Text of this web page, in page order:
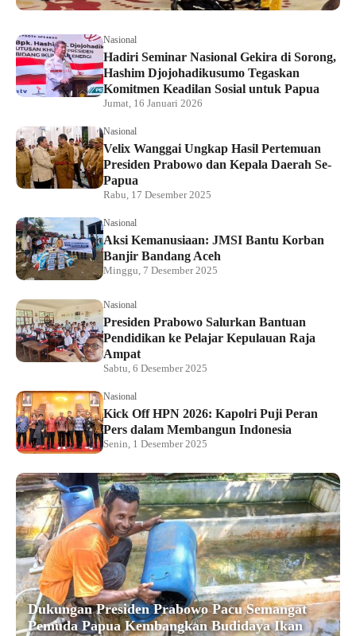
Nasional
Hadiri Seminar Nasional Gekira di Sorong,
Hashim Djojohadikusumo Tegaskan
Komitmen Keadilan Sosial untuk Papua
Jumat, 16 Januari 2026
Nasional
Velix Wanggai Ungkap Hasil Pertemuan
Presiden Prabowo dan Kepala Daerah Se-
Papua
Rabu, 17 Desember 2025
Nasional
Aksi Kemanusiaan: JMSI Bantu Korban
Banjir Bandang Aceh
Minggu, 7 Desember 2025
Nasional
Presiden Prabowo Salurkan Bantuan
Pendidikan ke Pelajar Kepulauan Raja
Ampat
Sabtu, 6 Desember 2025
Nasional
Kick Off HPN 2026: Kapolri Puji Peran
Pers dalam Membangun Indonesia
Senin, 1 Desember 2025
Dukungan Presiden Prabowo Pacu Semangat
Pemuda Papua Kembangkan Budidaya Ikan